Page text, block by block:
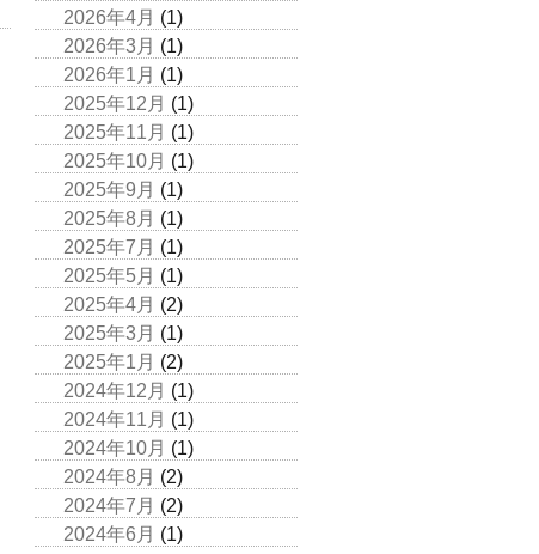
2026年4月 (1)
2026年3月 (1)
2026年1月 (1)
2025年12月 (1)
2025年11月 (1)
2025年10月 (1)
2025年9月 (1)
2025年8月 (1)
2025年7月 (1)
2025年5月 (1)
2025年4月 (2)
2025年3月 (1)
2025年1月 (2)
2024年12月 (1)
2024年11月 (1)
2024年10月 (1)
2024年8月 (2)
2024年7月 (2)
2024年6月 (1)